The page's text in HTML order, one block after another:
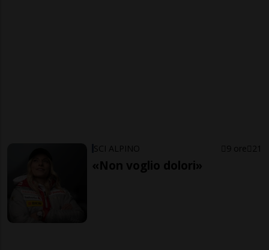
SCI ALPINO 9 ore 21
«Non voglio dolori»